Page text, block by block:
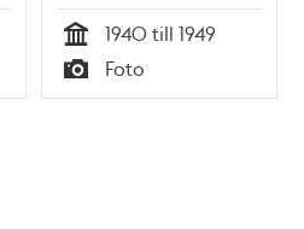
Tid
1940 till 1949
Typ
Foto